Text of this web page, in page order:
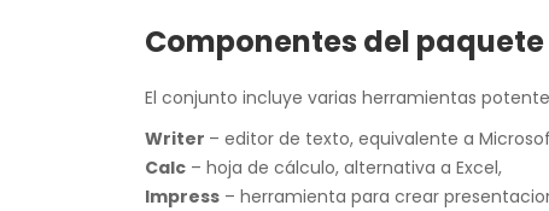
Componentes del
El conjunto incluye varias herramientas
Writer – editor de texto, equivalente a
Calc – hoja de cálculo, alternativa a Excel,
Impress – herramienta para crear